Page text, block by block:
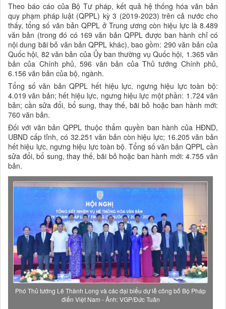
Theo báo cáo của Bộ Tư pháp, kết quả hệ thống hóa văn bản
quy phạm pháp luật (QPPL) kỳ 3 (2019-2023) trên cả nước cho
thấy, tổng số văn bản QPPL ở Trung ương còn hiệu lực là 8.489
văn bản (trong đó có 169 văn bản QPPL được ban hành chỉ có
nội dung bãi bỏ văn bản QPPL khác), bao gồm: 290 văn bản của
Quốc hội, 82 văn bản của Ủy ban thường vụ Quốc hội, 1.365 văn
bản của Chính phủ, 596 văn bản của Thủ tướng Chính phủ,
6.156 văn bản của bộ, ngành.
Tổng số văn bản QPPL hết hiệu lực, ngưng hiệu lực toàn bộ:
4.019 văn bản; hết hiệu lực, ngưng hiệu lực một phần: 1.724 văn
bản; cần sửa đổi, bổ sung, thay thế, bãi bỏ hoặc ban hành mới:
760 văn bản.
Đối với văn bản QPPL thuộc thẩm quyền ban hành của HĐND,
UBND cấp tỉnh, có 32.251 văn bản còn hiệu lực; 16.205 văn bản
hết hiệu lực, ngưng hiệu lực toàn bộ. Tổng số văn bản QPPL cần
sửa đổi, bổ sung, thay thế, bãi bỏ hoặc ban hành mới: 4.755 văn
bản.
Phó Thủ tướng Lê Thành Long và các đại biểu dự lễ công bố Bộ Pháp
điển Việt Nam - Ảnh: VGP/Đức Tuân